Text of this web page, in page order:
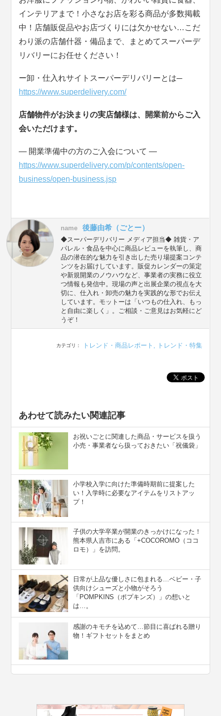
インテリアまで！小さなお店を彩る商品が多数掲載
中！店舗販促品やお店づくりには欠かせない…こだ
わり派の店舗什器・備品まで、まとめてスーパーデ
リバリーにお任せください！
ー卸・仕入れサイトスーパーデリバリーとは─
https://www.superdelivery.com/
店舗物件がお決まりの実店舗様は、開業前からご入
会いただけます。
― 開業準備中の方のご入会について ―
https://www.superdelivery.com/p/contents/open-
business/open-business.jsp
name 後藤由希（ごとー）
◆スーパーデリバリー メディア担当◆ 雑貨・ア
パレル・食品を中心に商品レビューを執筆し、商
品の潜在的な魅力を引き出した売り場提案コンテ
ンツをお届けしています。販促カレンダーの策定
や新規開業のノウハウなど、事業者の実務に役立
つ情報も発信中。現場の声と出展企業の視点を大
切に、仕入れ・卸売の魅力を実践的な形でお伝え
しています。モットーは「いつもの仕入れ、もっ
と自由に楽しく」。ご相談・ご意見はお気軽にど
うぞ！
カテゴリ： トレンド・商品レポート , トレンド・特集
あわせて読みたい関連記事
お祝いごとに関連した商品・サービスを扱う
小売・事業者なら扱っておきたい「祝儀袋」
小学校入学に向けた準備時期前に提案した
い！入学時に必要なアイテムをリストアッ
プ！
子供の大学卒業が開業のきっかけになった！
熊本県人吉市にある「+COCOROMO（ココ
ロモ）」を訪問。
日常が上品な優しさに包まれる…ベビー・子
供向けシューズと小物がそろう
「POMPKINS（ポプキンズ）」の想いと
は…。
感謝のキモチを込めて…節目に喜ばれる贈り
物！ギフトセットをまとめ